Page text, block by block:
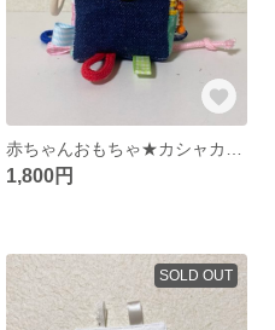
1,800円
SOLD OUT